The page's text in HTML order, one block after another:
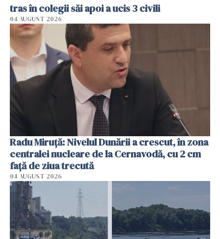
tras în colegii săi apoi a ucis 3 civili
04 AUGUST 2026
Radu Miruţă: Nivelul Dunării a crescut, în zona
centralei nucleare de la Cernavodă, cu 2 cm
faţă de ziua trecută
04 AUGUST 2026